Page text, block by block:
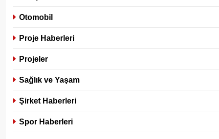
Otomobil
Proje Haberleri
Projeler
Sağlık ve Yaşam
Şirket Haberleri
Spor Haberleri